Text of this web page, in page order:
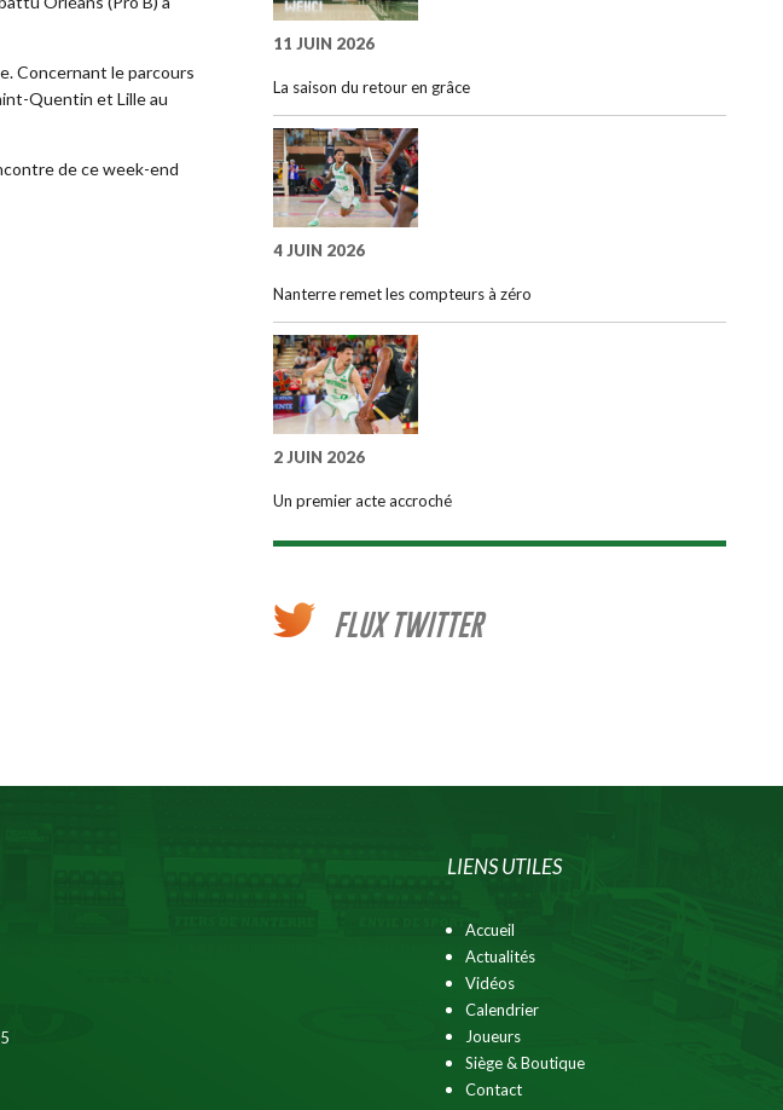
Concernant le parcours
Quentin et Lille au
de ce week-end
11 JUIN 2026
La saison du retour en grâce
4 JUIN 2026
Nanterre remet les compteurs à zéro
2 JUIN 2026
Un premier acte accroché
FLUX TWITTER
LIENS UTILES
Accueil
Actualités
Vidéos
Calendrier
Joueurs
Siège & Boutique
Contact